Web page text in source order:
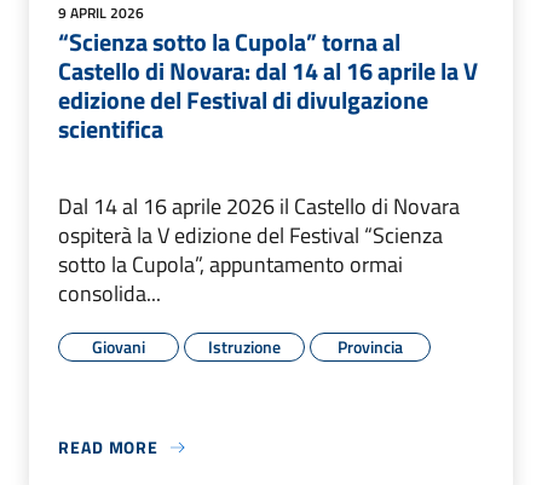
9 APRIL 2026
“Scienza sotto la Cupola” torna al
Castello di Novara: dal 14 al 16 aprile la V
edizione del Festival di divulgazione
scientifica
Dal 14 al 16 aprile 2026 il Castello di Novara
ospiterà la V edizione del Festival “Scienza
sotto la Cupola”, appuntamento ormai
consolida...
Giovani Istruzione Provincia
READ MORE